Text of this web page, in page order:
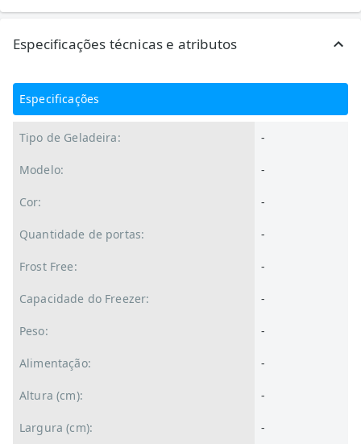
Especificações técnicas e atributos
Especificações
Tipo de Geladeira: -
Modelo: -
Cor: -
Quantidade de portas: -
Frost Free: -
Capacidade do Freezer: -
Peso: -
Alimentação: -
Altura (cm): -
Largura (cm): -